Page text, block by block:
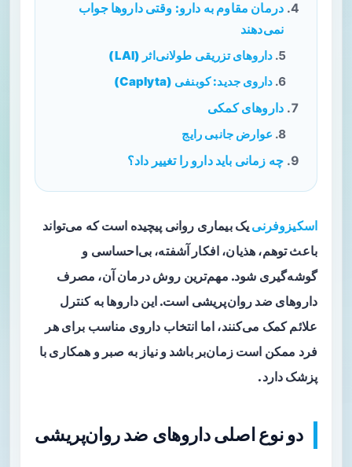
درمان مقاوم به دارو: وقتی داروها جواب
نمی‌دهند
داروهای تزریقی طولانی‌اثر (LAI)
داروی جدید: کوبنفی (Caplyta)
داروهای کمکی
عوارض جانبی رایج
چه زمانی باید دارو را تغییر داد؟
اسکیزوفرنی یک بیماری روانی پیچیده است که می‌تواند
باعث توهم، هذیان، افکار آشفته، بی‌احساسی و
گوشه‌گیری شود. مهم‌ترین روش درمان آن، مصرف
داروهای ضد روان‌پریشی است. این داروها به کنترل
علائم کمک می‌کنند، اما انتخاب داروی مناسب برای هر
فرد ممکن است زمان‌بر باشد و نیاز به صبر و همکاری با
پزشک دارد.
دو نوع اصلی داروهای ضد روان‌پریشی